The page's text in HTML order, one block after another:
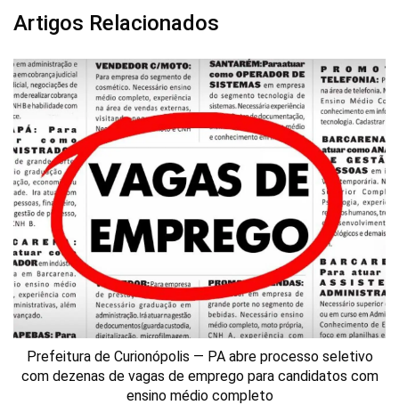
Artigos Relacionados
Prefeitura de Curionópolis — PA abre processo seletivo
com dezenas de vagas de emprego para candidatos com
ensino médio completo